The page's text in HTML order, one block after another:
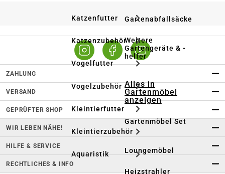
Katzenfutter
Katzenzubehör
Vogelfutter
Vogelzubehör
Kleintierfutter
Kleintierzubehör
Aquaristik
Gartenabfallsäcke
Weitere
Gartengeräte & -
helfer
Alles in
Gartenmöbel
anzeigen
Gartenmöbel Set
Loungemöbel
Heizstrahler
ZAHLUNG
VERSAND
GEPRÜFTER SHOP
WIR LEBEN NÄHE!
HILFE & SERVICE
RECHTLICHES & INFO